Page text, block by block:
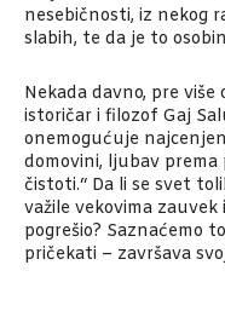
nesebičnosti, iz nekog
slabih, te da je to
Nekada davno, pre
istoričar i filozof Gaj
onemogućuje
domovini, ljubav
čistoti.“ Da li se svet
važile vekovima
pogrešio? Saznaćemo
pričekati – završava